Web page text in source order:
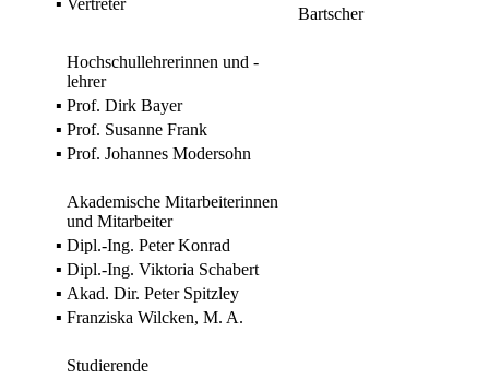
▪ Vertreter
Bartscher
Hochschullehrerinnen und -
lehrer
▪ Prof. Dirk Bayer
▪ Prof. Susanne Frank
▪ Prof. Johannes Modersohn
Akademische Mitarbeiterinnen
und Mitarbeiter
▪ Dipl.-Ing. Peter Konrad
▪ Dipl.-Ing. Viktoria Schabert
▪ Akad. Dir. Peter Spitzley
▪ Franziska Wilcken, M. A.
Studierende